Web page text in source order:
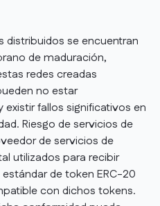
distribuidos se encuentran
de maduración,
redes creadas
no estar
fallos significativos en
Riesgo de servicios de
de servicios de
utilizados para recibir
de token ERC-20
con dichos tokens.